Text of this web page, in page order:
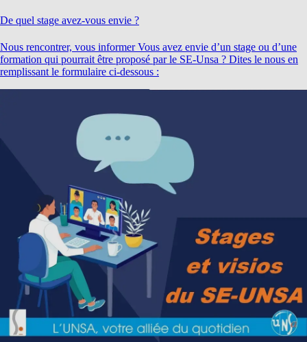
De quel stage avez-vous envie ?
Nous rencontrer, vous informer Vous avez envie d’un stage ou d’une
formation qui pourrait être proposé par le SE-Unsa ? Dites le nous en
remplissant le formulaire ci-dessous :